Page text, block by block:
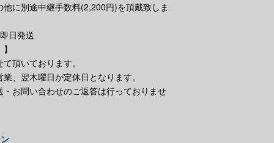
に別途中継手数料(2,200円)を頂戴致しま
日発送
頂いております。
、翌木曜日が定休日となります。
お問い合わせのご返答は行っておりませ